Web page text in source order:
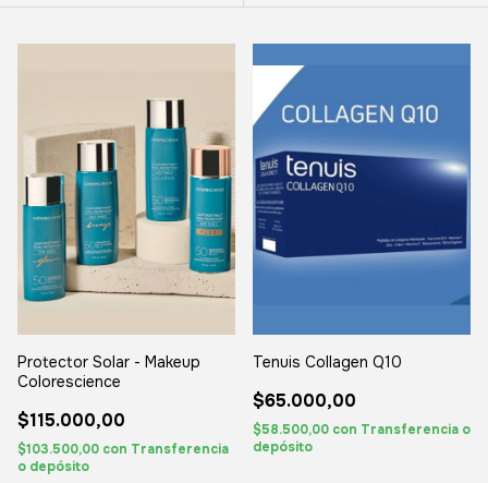
Protector Solar - Makeup
Colorescience
$115.000,00
$103.500,00 con Transferencia
o depósito
Tenuis Collagen Q10
$65.000,00
$58.500,00 con Transferencia o
depósito